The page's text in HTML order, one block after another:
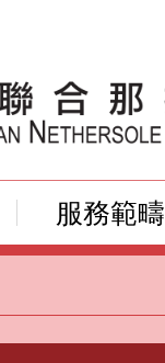
）
服務範疇